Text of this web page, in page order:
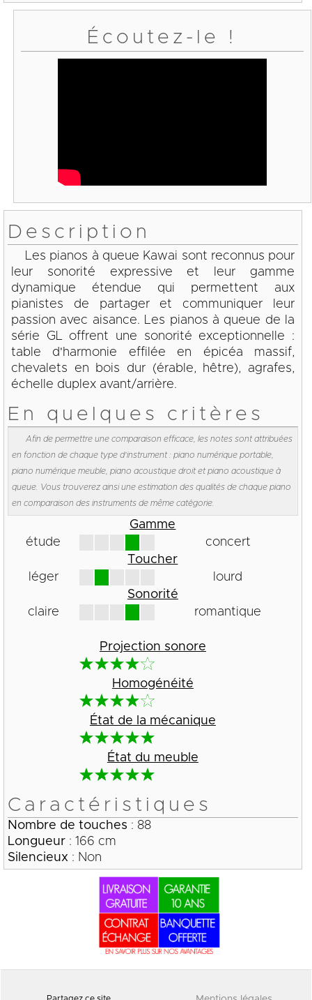
Écoutez-le !
Description
Les pianos à queue Kawai sont reconnus pour
leur sonorité expressive et leur gamme
dynamique étendue qui permettent aux
pianistes de partager et communiquer leur
passion avec aisance. Les pianos à queue de la
série GL offrent une sonorité exceptionnelle :
table d'harmonie effilée en épicéa massif,
chevalets en bois dur (érable, hêtre), agrafes,
échelle duplex avant/arrière.
En quelques critères
Afin de permettre une comparaison efficace, les notes sont attribuées
en fonction de chaque type d'instrument : piano numérique portable,
piano numérique meuble, piano acoustique droit et piano acoustique à
queue. Vous trouverez ainsi une estimation des qualités de chaque piano
en comparaison des instruments de même catégorie.
Gamme
étude
concert
Toucher
léger
lourd
Sonorité
claire
romantique
Projection sonore
Homogénéité
État de la mécanique
État du meuble
Caractéristiques
Nombre de touches : 88
Longueur: 166 cm
Silencieux : Non